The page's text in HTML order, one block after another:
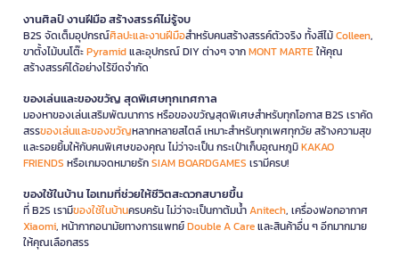
งานศิลป์ งานฝีมือ สร้างสรรค์ไม่รู้จบ
B2S จัดเต็มอุปกรณ์ศิลปะและงานฝีมือสำหรับคนสร้างสรรค์ตัวจริง ทั้งสีไม้Colleen,
ขาตั้งไม้บนโต๊ะPyramidและอุปกรณ์ DIY ต่างๆ จากMONT MARTEให้คุณ
สร้างสรรค์ได้อย่างไร้ขีดจำกัด
ของเล่นและของขวัญ สุดพิเศษทุกเทศกาล
มองหาของเล่นเสริมพัฒนาการ หรือของขวัญสุดพิเศษสำหรับทุกโอกาส B2S เราคัด
สรรของเล่นและของขวัญหลากหลายสไตล์ เหมาะสำหรับทุกเพศทุกวัย สร้างความสุข
และรอยยิ้มให้กับคนพิเศษของคุณ ไม่ว่าจะเป็น กระเป๋าเก็บอุณหภูมิKAKAO
FRIENDS หรือเกมจดหมายรักSIAM BOARDGAMES เรามีครบ!
ของใช้ในบ้าน ไอเทมที่ช่วยให้ชีวิตสะดวกสบายขึ้น
ที่ B2S เรามีของใช้ในบ้านครบครัน ไม่ว่าจะเป็นกาต้มน้ำAnitech, เครื่องฟอกอากาศ
Xiaomi, หน้ากากอนามัยทางการแพทย์Double A Careและสินค้าอื่น ๆ อีกมากมาย
ให้คุณเลือกสรร